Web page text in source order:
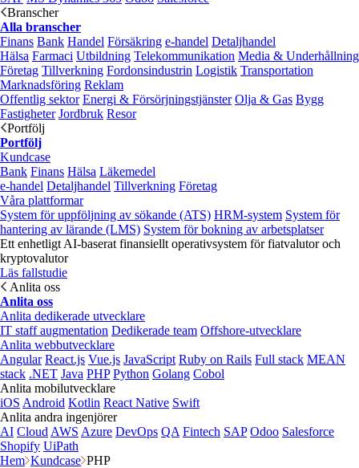
Branscher
Alla branscher
Finans Bank Handel Försäkring e‑handel Detaljhandel
Hälsa Farmaci Utbildning Telekommunikation Media & Underhållning
Företag Tillverkning Fordonsindustrin Logistik Transportation
Marknadsföring Reklam
Offentlig sektor Energi & Försörjningstjänster Olja & Gas Bygg
Fastigheter Jordbruk Resor
Portfölj
Portfölj
Kundcase
Bank Finans Hälsa Läkemedel
e‑handel Detaljhandel Tillverkning Företag
Våra plattformar
System för uppföljning av sökande (ATS) HRM-system System för
hantering av lärande (LMS) System för bokning av arbetsplatser
Ett enhetligt AI-baserat finansiellt operativsystem för fiatvalutor och
kryptovalutor
Läs fallstudie
Anlita oss
Anlita oss
Anlita dedikerade utvecklare
IT staff augmentation Dedikerade team Offshore-utvecklare
Anlita webbutvecklare
Angular React.js Vue.js JavaScript Ruby on Rails Full stack MEAN
stack .NET Java PHP Python Golang Cobol
Anlita mobilutvecklare
iOS Android Kotlin React Native Swift
Anlita andra ingenjörer
AI Cloud AWS Azure DevOps QA Fintech SAP Odoo Salesforce
Shopify UiPath
Hem Kundcase PHP